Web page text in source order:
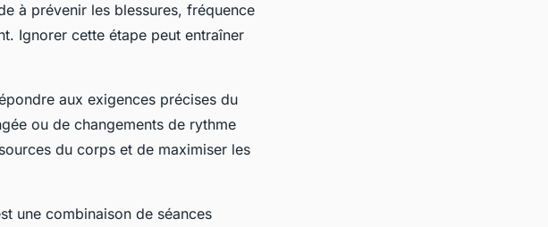
à prévenir les blessures, fréquence
Ignorer cette étape peut entraîner
aux exigences précises du
ou de changements de rythme
du corps et de maximiser les
une combinaison de séances